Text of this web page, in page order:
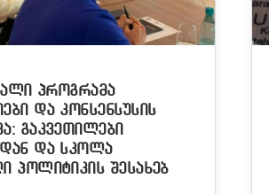
პროგრამა
და კონსენსუსის
გაკვეთილები
და სკოლა
პოლიტიკის შესახებ